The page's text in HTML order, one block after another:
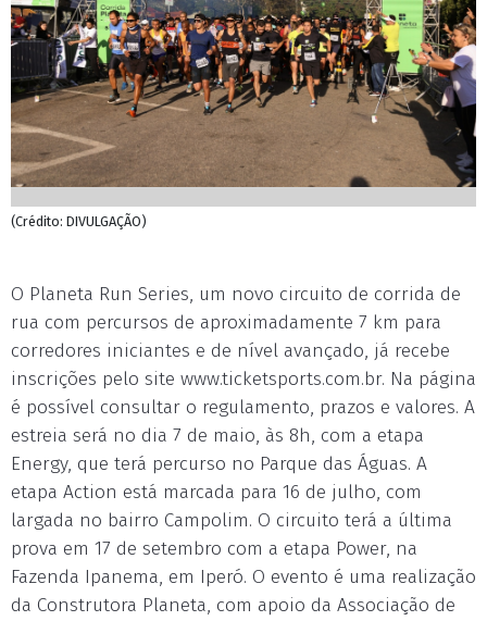
(Crédito: DIVULGAÇÃO)
O Planeta Run Series, um novo circuito de corrida de
rua com percursos de aproximadamente 7 km para
corredores iniciantes e de nível avançado, já recebe
inscrições pelo site www.ticketsports.com.br. Na página
é possível consultar o regulamento, prazos e valores. A
estreia será no dia 7 de maio, às 8h, com a etapa
Energy, que terá percurso no Parque das Águas. A
etapa Action está marcada para 16 de julho, com
largada no bairro Campolim. O circuito terá a última
prova em 17 de setembro com a etapa Power, na
Fazenda Ipanema, em Iperó. O evento é uma realização
da Construtora Planeta, com apoio da Associação de